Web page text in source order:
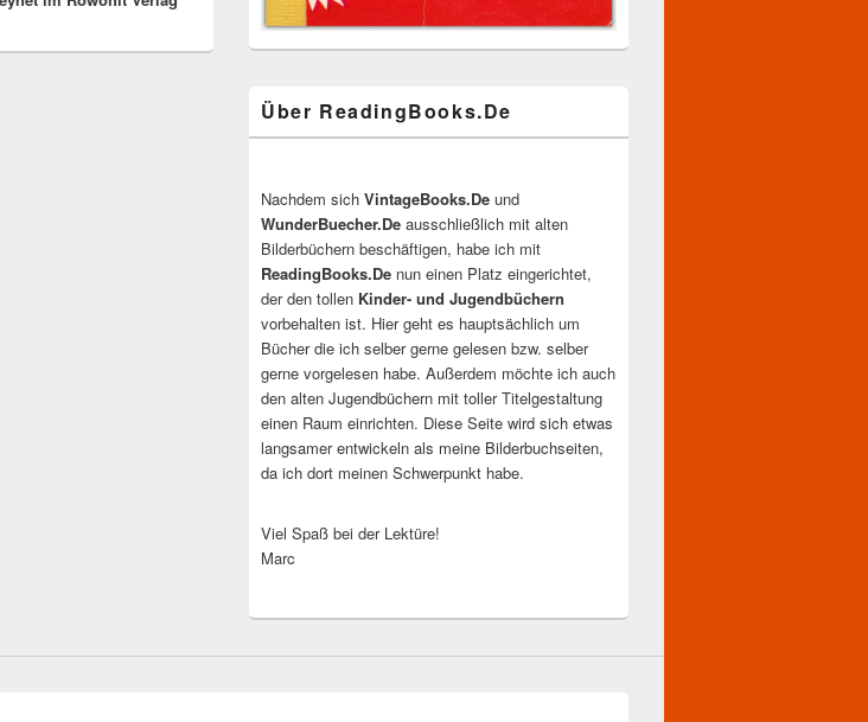
Über ReadingBooks.De
Nachdem sich VintageBooks.De und
WunderBuecher.De ausschließlich mit alten
Bilderbüchern beschäftigen, habe ich mit
ReadingBooks.De nun einen Platz eingerichtet,
der den tollen Kinder- und Jugendbüchern
vorbehalten ist. Hier geht es hauptsächlich um
Bücher die ich selber gerne gelesen bzw. selber
gerne vorgelesen habe. Außerdem möchte ich auch
den alten Jugendbüchern mit toller Titelgestaltung
einen Raum einrichten. Diese Seite wird sich etwas
langsamer entwickeln als meine Bilderbuchseiten,
da ich dort meinen Schwerpunkt habe.
Viel Spaß bei der Lektüre!
Marc